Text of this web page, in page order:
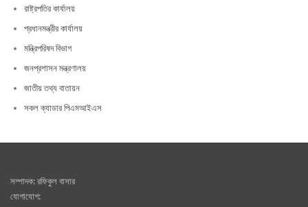
রাষ্ট্রপতির কার্যালয়
প্রধানমন্ত্রীর কার্যালয়
মন্ত্রিপরিষদ বিভাগ
জনপ্রশাসন মন্ত্রণালয়
জাতীয় তথ্য বাতায়ন
সকল ক্যাডার পিএমআইএস
সম্পাদক: রফিকুল বাসার
যোগাযোগ: